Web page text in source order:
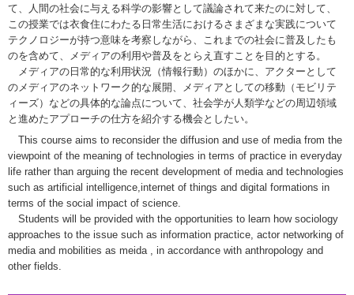
て、人間の社会に与える科学の影響として議論されて来たのに対して、
この授業では衣食住にわたる日常生活におけるさまざまな実践について
テクノロジーが持つ意味を考察しながら、これまでの社会に普及したも
のを含めて、メディアの利用や普及をとらえ直すことを目的とする。
メディアの日常的な利用状況（情報行動）のほかに、アクターとして
のメディアのネットワーク的な展開、メディアとしての移動（モビリテ
ィーズ）などの具体的な論点について、社会学が人類学などの周辺領域
と進めたアプローチの仕方を紹介する機会としたい。
This course aims to reconsider the diffusion and use of media from the
viewpoint of the meaning of technologies in terms of practice in everyday
life rather than arguing the recent development of media and technologies
such as artificial intelligence,internet of things and digital formations in
terms of the social impact of science.
Students will be provided with the opportunities to learn how sociology
approaches to the issue such as information practice, actor networking of
media and mobilities as meida , in accordance with anthropology and
other fields.